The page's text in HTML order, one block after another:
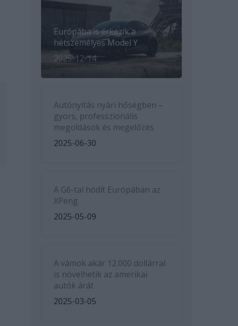
Európába is érkezik a
hétszemélyes Model Y
2025-12-14
Autónyitás nyári hőségben –
gyors, professzionális
megoldások és megelőzés
2025-06-30
A G6-tal hódít Európában az
XPeng
2025-05-09
A vámok akár 12.000 dollárral
is növelhetik az amerikai
autók árát
2025-03-05